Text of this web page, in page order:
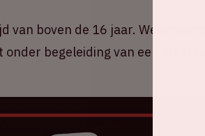
van boven de 16 jaar. We
begeleiding van een